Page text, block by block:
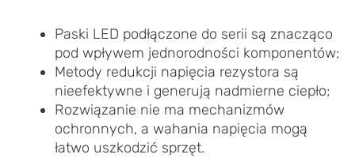
Paski LED podłączone do serii są znacząco
pod wpływem jednorodności komponentów;
Metody redukcji napięcia rezystora są
nieefektywne i generują nadmierne ciepło;
Rozwiązanie nie ma mechanizmów
ochronnych, a wahania napięcia mogą
łatwo uszkodzić sprzęt.